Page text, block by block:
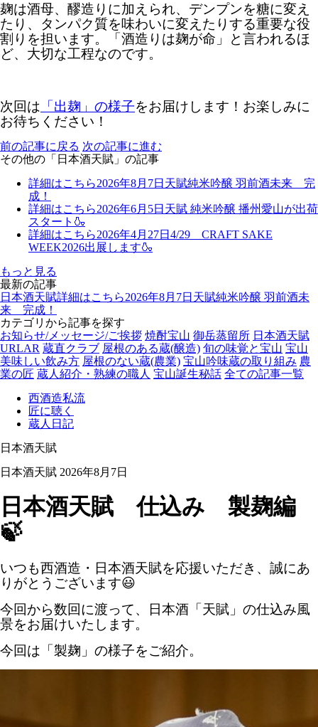
麹は酒母、醪造りに加えられ、デンプンを糖に変え
たり、タンパク質を味わいに変えたりする重要な役
割りを担います。「酒造りは麹が命」と言われるほ
ど、大切な工程なのです。
次回は 「出麹」の様子をお届けします！お楽しみに
お待ちください！
前の記事に戻る 次の記事に進む
その他の「日本酒天賦」の記事
詳細はこちら2026年8月7日 天賦純米吟醸 羽前酒未来 完
成！
詳細はこちら2026年6月5日 天賦 純米吟醸 播州愛山が出荷
スタート🍶
詳細はこちら2026年4月27日 4/29 CRAFT SAKE
WEEK2026出展します🍶
もっと見る
最新の記事
日本酒天賦詳細はこちら2026年8月7日 天賦純米吟醸 羽前酒未
来 完成！
カテゴリから記事を探す
お知らせ/メッセージ/ご挨拶 焼酎宝山 御岳蒸留所 日本酒天賦
URLAR 蔵直クラブ 屋根のある蔵(醸造) 旬の味覚と宝山 宝山
美味しい飲み方 屋根のない蔵(農業) 宝山吟味蔵の取り組み 農
業の匠 蔵人紹介・熟練の職人 宝山誕生秘話 全ての記事一覧
西酒造私流
匠に聴く
蔵人日記
日本酒天賦
日本酒天賦 2026年8月7日
日本酒天賦 仕込み 製麹編
🍃
いつも西酒造・日本酒天賦を応援いただき、誠にあ
りがとうございます😃
今回から数回に渡って、日本酒「天賦」の仕込み風
景をお届けいたします。
今回は「製麹」の様子をご紹介。